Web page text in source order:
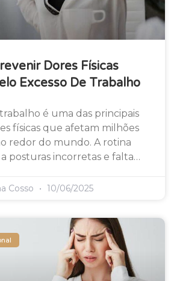
Dores Físicas
Excesso De Trabalho
é uma das principais
físicas que afetam milhões
redor do mundo. A rotina
posturas incorretas e falta…
Cosso 10/06/2025